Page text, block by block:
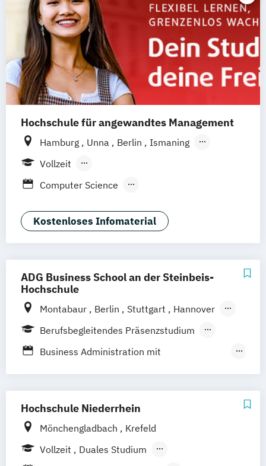
Hochschule für angewandtes Management
Hamburg Unna Berlin
Ismaning
Mannheim
Stuttgart
Vollzeit
Berufsbegleitendes Präsenzstudium
Computer Science
Digital Innovation
Software Development
Kostenloses Infomaterial
ADG Business School an der Steinbeis-
Hochschule
Montabaur Berlin Stuttgart
Hannover
München
Dortmund 100 % digital
Berufsbegleitendes Präsenzstudium
Duales Studium
Business Administration mit
Business Management mit Spezialisierung
Hochschule Niederrhein
Mönchengladbach
Krefeld
Vollzeit
Duales Studium